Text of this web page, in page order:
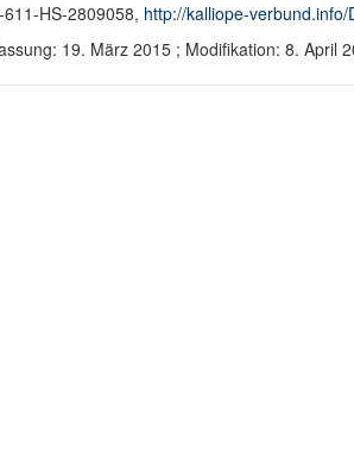
611-HS-2809058, http://kalliope-
19. März 2015 ; Modifikation: 8. April